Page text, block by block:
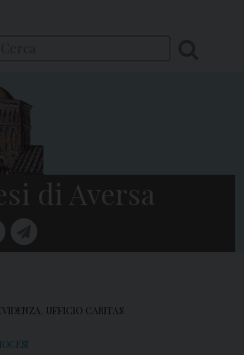
di Aversa
UFFICIO CARITAS